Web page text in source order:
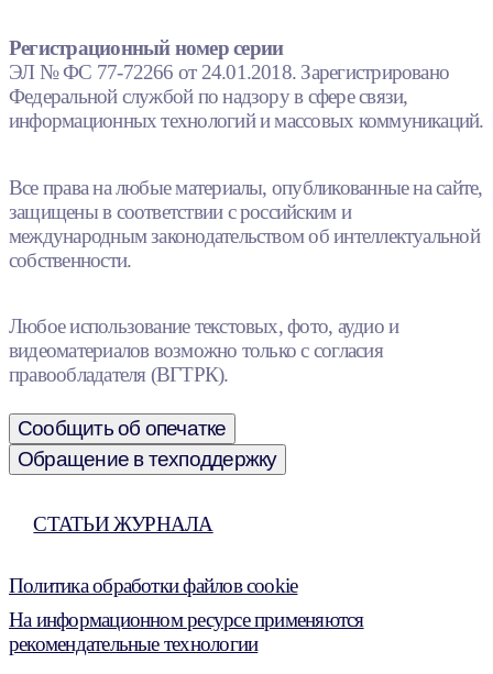
Регистрационный номер серии
ЭЛ № ФС 77-72266 от 24.01.2018. Зарегистрировано
Федеральной службой по надзору в сфере связи,
информационных технологий и массовых коммуникаций.
Все права на любые материалы, опубликованные на сайте,
защищены в соответствии с российским и
международным законодательством об интеллектуальной
собственности.
Любое использование текстовых, фото, аудио и
видеоматериалов возможно только с согласия
правообладателя (ВГТРК).
Сообщить об опечатке
Обращение в техподдержку
СТАТЬИ ЖУРНАЛА
Политика обработки файлов cookie
На информационном ресурсе применяются
рекомендательные технологии